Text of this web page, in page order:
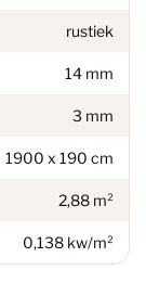
rustiek
14 mm
3 mm
1900 x 190 cm
2,88 m²
0,138 kw/m²